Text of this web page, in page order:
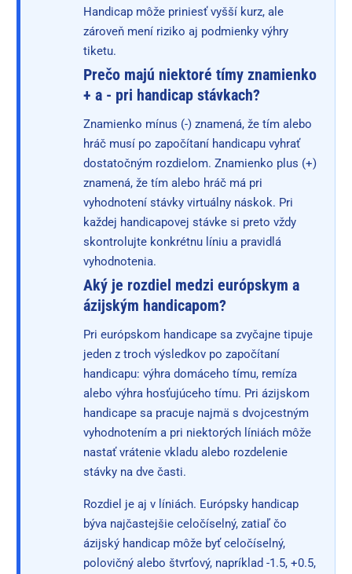
Handicap môže priniesť vyšší kurz, ale
zároveň mení riziko aj podmienky výhry
tiketu.
Prečo majú niektoré tímy znamienko
+ a - pri handicap stávkach?
Znamienko mínus (-) znamená, že tím alebo
hráč musí po započítaní handicapu vyhrať
dostatočným rozdielom. Znamienko plus (+)
znamená, že tím alebo hráč má pri
vyhodnotení stávky virtuálny náskok. Pri
každej handicapovej stávke si preto vždy
skontrolujte konkrétnu líniu a pravidlá
vyhodnotenia.
Aký je rozdiel medzi európskym a
ázijským handicapom?
Pri európskom handicape sa zvyčajne tipuje
jeden z troch výsledkov po započítaní
handicapu: výhra domáceho tímu, remíza
alebo výhra hosťujúceho tímu. Pri ázijskom
handicape sa pracuje najmä s dvojcestným
vyhodnotením a pri niektorých líniách môže
nastať vrátenie vkladu alebo rozdelenie
stávky na dve časti.
Rozdiel je aj v líniách. Európsky handicap
býva najčastejšie celočíselný, zatiaľ čo
ázijský handicap môže byť celočíselný,
polovičný alebo štvrťový, napríklad -1.5, +0.5,